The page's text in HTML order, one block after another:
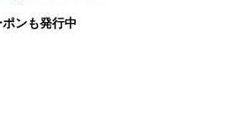
ンも発行中